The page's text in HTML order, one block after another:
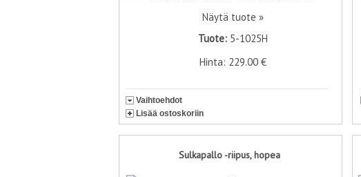
Näytä tuote »
Tuote: 5-1025H
Hinta: 229.00 €
Vaihtoehdot
Lisää ostoskoriin
Sulkapallo -riipus, hopea